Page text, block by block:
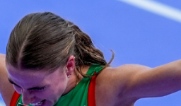
Educação pelos Valores Olímpicos
Marketing
Media
Documentos